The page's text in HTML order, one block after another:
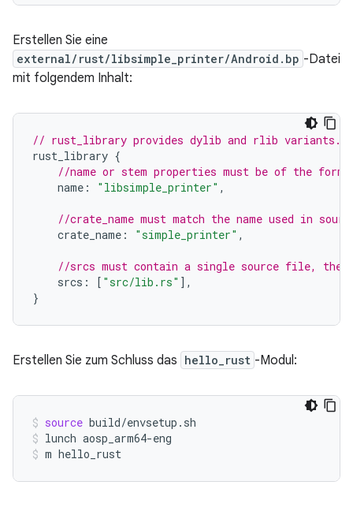
Erstellen Sie eine
external/rust/libsimple_printer/Android.bp -Datei
mit folgendem Inhalt:
// rust_library provides dylib and rlib variants.
rust_library {
//name or stem properties must be of the form
name : "libsimple_printer" ,
//crate_name must match the name used in
crate_name : "simple_printer" ,
//srcs must contain a single source file, the
srcs : [ "src/lib.rs" ],
}
Erstellen Sie zum Schluss das hello_rust -Modul:
source build/envsetup.sh
lunch aosp_arm64-eng
m hello_rust